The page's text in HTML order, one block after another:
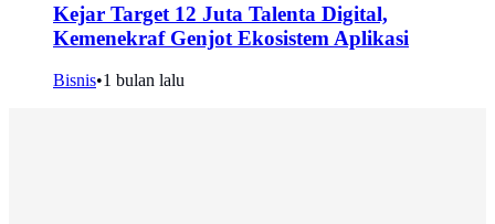
Kejar Target 12 Juta Talenta Digital,
Kemenekraf Genjot Ekosistem Aplikasi
Bisnis•1 bulan lalu